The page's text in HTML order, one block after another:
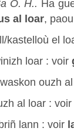
O. H.. Ha
al loar,
kastelloù el
loar : voir
ouzh
al loar : voir
lann : voir